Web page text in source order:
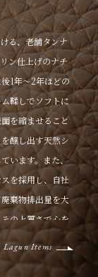
る、老舗タンナ
ン仕上げのナチ
1年〜2年ほどの
鞣しでソフトに
を縮ませること
醸し出す天然シ
います。また、
を採用し、自社
棄物排出量を大
の上質さで心を
良いカラーによ
からも愛されて
Items